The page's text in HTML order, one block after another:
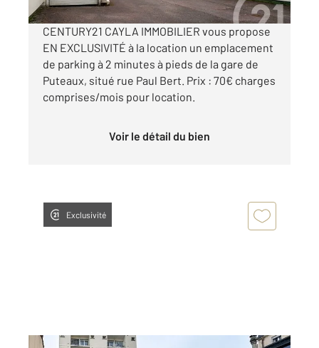
CENTURY21 CAYLA IMMOBILIER vous propose
EN EXCLUSIVITÉ à la location un emplacement
de parking à 2 minutes à pieds de la gare de
Puteaux, situé rue Paul Bert. Prix : 70€ charges
comprises/mois pour location.
Voir le détail du bien
Exclusivité